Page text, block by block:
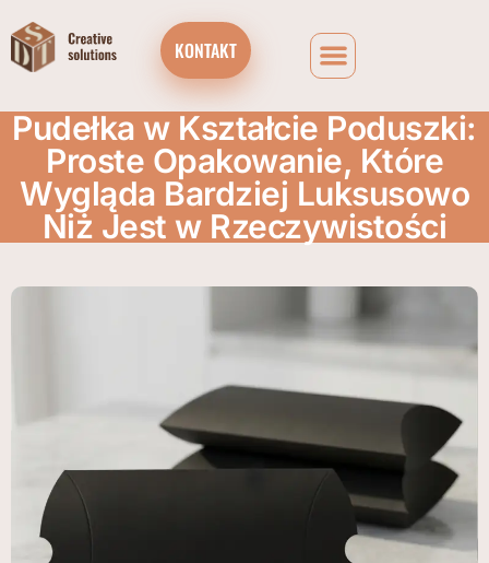
KONTAKT
Pudełka w Kształcie Poduszki:
Proste Opakowanie, Które
Wygląda Bardziej Luksusowo
Niż Jest w Rzeczywistości